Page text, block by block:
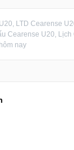
LTD Cearense
Cearense U20, Lịch
nay